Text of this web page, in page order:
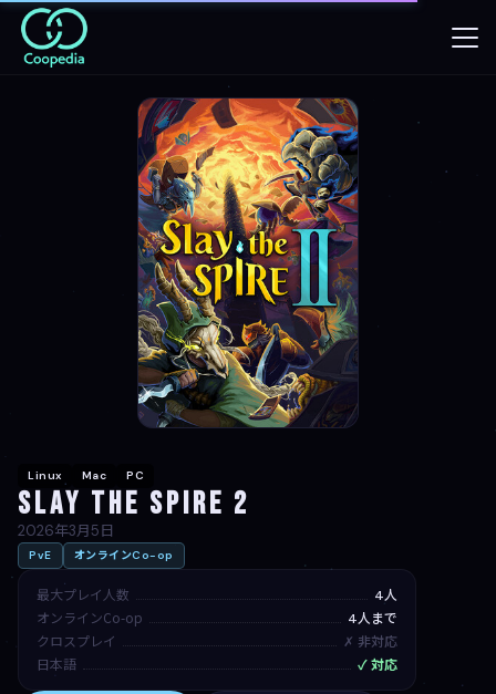
Linux Mac PC
Slay the Spire 2
2026年3月5日
PvE オンラインCo-op
最大プレイ人数 4人
オンラインCo-op 4人まで
クロスプレイ ✗ 非対応
日本語 ✓ 対応